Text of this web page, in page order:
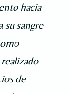
hacia
su sangre
de